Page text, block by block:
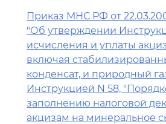
Приказ МНС РФ от
"Об утверждении
исчисления и уплаты
включая
конденсат, и природный
Инструкцией N 58,
заполнению налоговой
акцизам на минеральное